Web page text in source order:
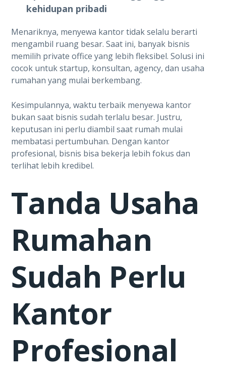
kehidupan pribadi
Menariknya, menyewa kantor tidak selalu berarti
mengambil ruang besar. Saat ini, banyak bisnis
memilih private office yang lebih fleksibel. Solusi ini
cocok untuk startup, konsultan, agency, dan usaha
rumahan yang mulai berkembang.
Kesimpulannya, waktu terbaik menyewa kantor
bukan saat bisnis sudah terlalu besar. Justru,
keputusan ini perlu diambil saat rumah mulai
membatasi pertumbuhan. Dengan kantor
profesional, bisnis bisa bekerja lebih fokus dan
terlihat lebih kredibel.
Tanda Usaha
Rumahan
Sudah Perlu
Kantor
Profesional